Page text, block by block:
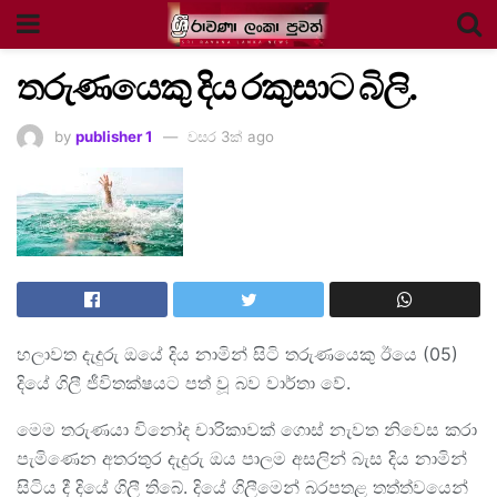
තරුණයෙකු දිය රකුසාට බිලි.
by publisher 1 වසර 3ක් ago
හලාවත දැදුරු ඔයේ දිය නාමින් සිටි තරුණයෙකු ඊයෙ (05)
දියේ ගිලී ජීවිතක්ෂයට පත් වූ බව වාර්තා වේ.
මෙම තරුණයා විනෝද චාරිකාවක් ගොස් නැවත නිවෙස කරා
පැමිණෙන අතරතුර දැදුරු ඔය පාලම අසලින් බැස දිය නාමින්
සිටිය දී දියේ ගිලී තිබේ. දියේ ගිලීමෙන් බරපතළ තත්ත්වයෙන්